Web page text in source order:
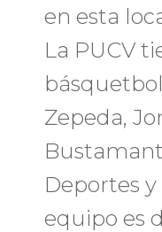
en esta
La PUCV
Zepeda,
Deportes
equipo es